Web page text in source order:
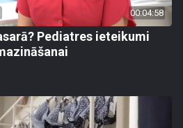
00:04:58
Pediatres ieteikumi